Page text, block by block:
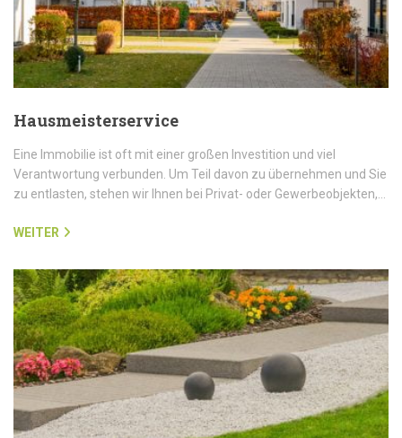
Hausmeisterservice
Eine Immobilie ist oft mit einer großen Investition und viel
Verantwortung verbunden. Um Teil davon zu übernehmen und Sie
zu entlasten, stehen wir Ihnen bei Privat- oder Gewerbeobjekten,…
WEITER